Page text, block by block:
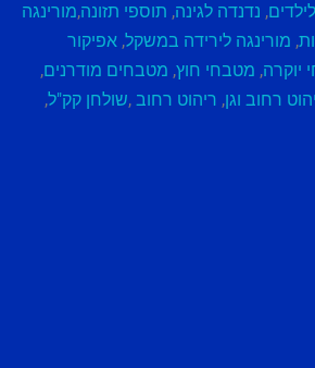
, נדנדה לגינה, תוספי תזונה,מורינגה
, מורינגה לירידה במשקל, אפיקור
יוקרה, מטבחי חוץ, מטבחים מודרנים,
רחוב וגן, ריהוט רחוב ,שולחן קק"ל,